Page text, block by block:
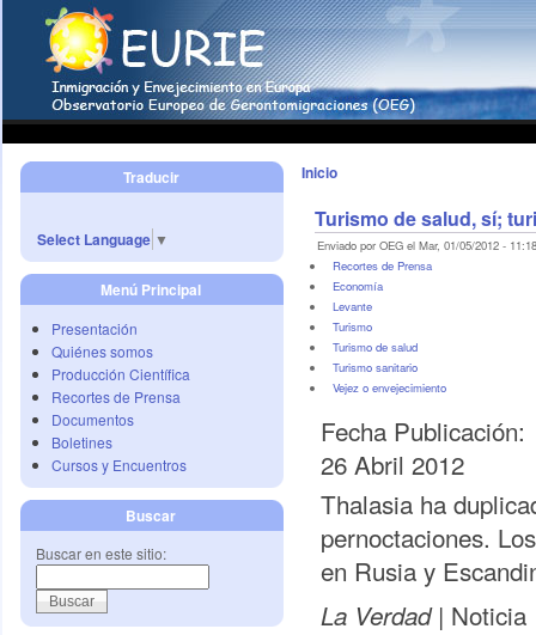
Traducir
Select Language ▼
Menú Principal
Presentación
Quiénes somos
Producción Científica
Recortes de Prensa
Documentos
Boletines
Cursos y Encuentros
Buscar
Buscar en este sitio:
Inicio
Turismo de salud, sí;
Enviado por OEG el Mar, 01/05/2012 -
Recortes de Prensa
Economí­a
Levante
Turismo
Turismo de salud
Turismo sanitario
Vejez o envejecimiento
Fecha Publicación:
26 Abril 2012
Thalasia ha
pernoctaciones.
en Rusia y
La Verdad | Noticia